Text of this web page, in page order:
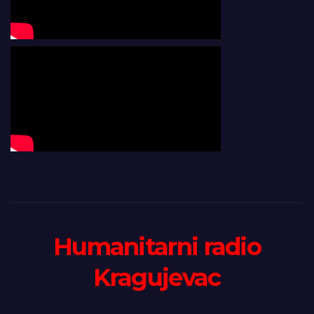
Humanitarni radio
Kragujevac